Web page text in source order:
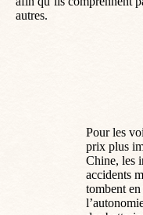
autres.
Pour les
prix plus
Chine, les
accidents
tombent en